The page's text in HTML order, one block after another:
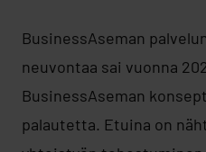
BusinessAseman
neuvontaa sai vuonna
BusinessAseman
palautetta. Etuina on